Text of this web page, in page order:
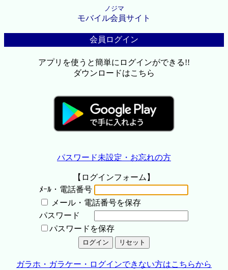
ノジマ
モバイル会員サイト
会員ログイン
アプリを使うと簡単にログインができる!!
ダウンロードはこちら
パスワード未設定・お忘れの方
【ログインフォーム】
ﾒｰﾙ・電話番号
メール・電話番号を保存
パスワード
パスワードを保存
ガラホ・ガラケー・ログインできない方はこちらから